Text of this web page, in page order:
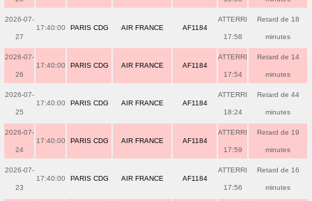
2026-07-
27
17:40:00 PARIS CDG AIR FRANCE AF1184
ATTERRI
17:58
Retard de 18
minutes
2026-07-
26
17:40:00 PARIS CDG AIR FRANCE AF1184
ATTERRI
17:54
Retard de 14
minutes
2026-07-
25
17:40:00 PARIS CDG AIR FRANCE AF1184
ATTERRI
18:24
Retard de 44
minutes
2026-07-
24
17:40:00 PARIS CDG AIR FRANCE AF1184
ATTERRI
17:59
Retard de 19
minutes
2026-07-
23
17:40:00 PARIS CDG AIR FRANCE AF1184
ATTERRI
17:56
Retard de 16
minutes